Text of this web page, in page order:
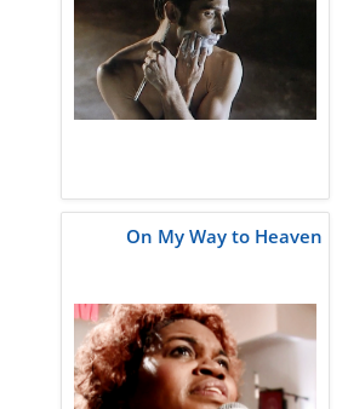
On My Way to Heaven